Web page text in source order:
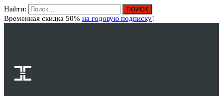
Найти:
Временная скидка 50% на годовую подписку!